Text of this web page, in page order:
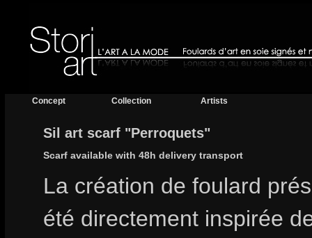
Concept Collection Artists
Sil art scarf "Perroquets"
Scarf available with 48h delivery transport
La création de foulard
été directement inspirée